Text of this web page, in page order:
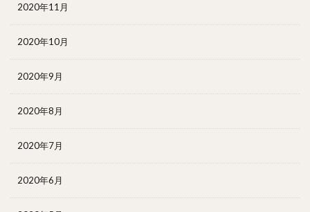
2020年11月
2020年10月
2020年9月
2020年8月
2020年7月
2020年6月